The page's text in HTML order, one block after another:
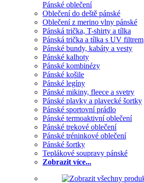
Pánské oblečení
Oblečení do deště pánské
Oblečení z merino vlny pánské
Pánská trička, T-shirty a tílka
Pánská trička a tílka s UV filtrem
Pánské bundy, kabáty a vesty
Pánské kalhoty
Pánské kombinézy
Pánské košile
Pánské legíny
Pánské mikiny, fleece a svetry
Pánské plavky a plavecké šortky
Pánské sportovní prádlo
Pánské termoaktivní oblečení
Pánské trekové oblečení
Pánské tréninkové oblečení
Pánské šortky
Teplákové soupravy pánské
Zobrazit více...